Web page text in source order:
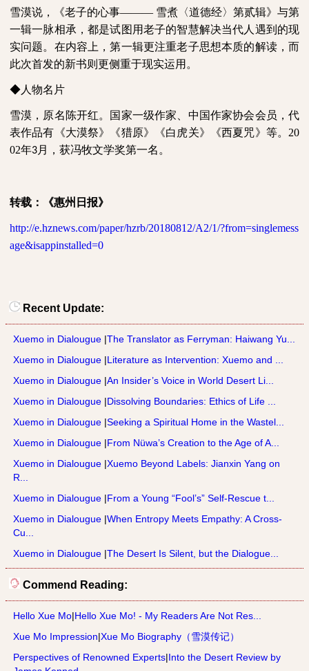
雪漠说，《老子的心事——— 雪煮〈道德经〉第贰辑》与第
一辑一脉相承，都是试图用老子的智慧解决当代人遇到的现
实问题。在内容上，第一辑更注重老子思想本质的解读，而
此次首发的新书则更侧重于现实运用。
◆人物名片
雪漠，原名陈开红。国家一级作家、中国作家协会会员，代
表作品有《大漠祭》《猎原》《白虎关》《西夏咒》等。 20
02年3月，获冯牧文学奖第一名。
转载：《惠州日报》
http://e.hznews.com/paper/hzrb/20180812/A2/1/?from=singlemess
age&isappinstalled=0
Recent Update:
Xuemo in Dialougue |The Translator as Ferryman: Haiwang Yu...
Xuemo in Dialougue |Literature as Intervention: Xuemo and ...
Xuemo in Dialougue |An Insider’s Voice in World Desert Li...
Xuemo in Dialougue |Dissolving Boundaries: Ethics of Life ...
Xuemo in Dialougue |Seeking a Spiritual Home in the Wastel...
Xuemo in Dialougue |From Nüwa’s Creation to the Age of A...
Xuemo in Dialougue |Xuemo Beyond Labels: Jianxin Yang on
R...
Xuemo in Dialougue |From a Young “Fool’s” Self-Rescue t...
Xuemo in Dialougue |When Entropy Meets Empathy: A Cross-
Cu...
Xuemo in Dialougue |The Desert Is Silent, but the Dialogue...
Commend Reading:
Hello Xue Mo|Hello Xue Mo! - My Readers Are Not Res...
Xue Mo Impression|Xue Mo Biography（雪漠传记）
Perspectives of Renowned Experts|Into the Desert Review by